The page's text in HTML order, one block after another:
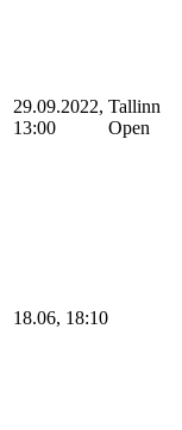
29.09.2022,
13:00
Tallinn
Open
18.06, 18:10